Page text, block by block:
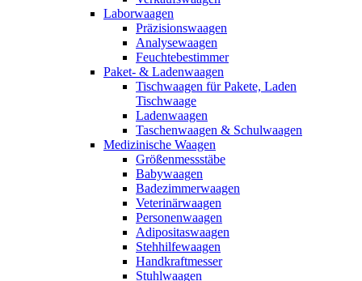
Laborwaagen
Präzisionswaagen
Analysewaagen
Feuchtebestimmer
Paket- & Ladenwaagen
Tischwaagen für Pakete, Laden
Tischwaage
Ladenwaagen
Taschenwaagen & Schulwaagen
Medizinische Waagen
Größenmessstäbe
Babywaagen
Badezimmerwaagen
Veterinärwaagen
Personenwaagen
Adipositaswaagen
Stehhilfewaagen
Handkraftmesser
Stuhlwaagen